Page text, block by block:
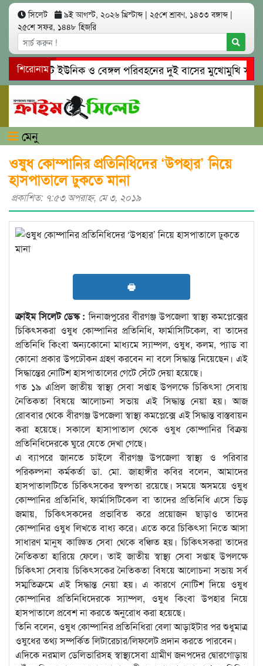
সিলেট ৯ই আগস্ট, ২০২৬ খ্রিস্টাব্দ | ২৫শে শ্রাবণ, ১৪৩৩ বঙ্গাব্দ |
২৫শে সফর, ১৪৪৮ হিজরি
শিরোনাম
সিলেটে ইউনিক ও বেঙ্গল পরিবহনের দুই বাসের মুখোমুখি
গোয়াইনঘাটে প্রেমের ফাঁদে তরুণী পাচার: মাদকাসক্ত রিমালকে
মেনু
ওষুধ কোম্পানির প্রতিনিধিদের ‘উপহার’ নিয়ে
হাসপাতালে ঢুকতে মানা
প্রকাশিত: ৭:৫৩ অপরাহ্ণ, মে ৩, ২০১৯
🖶
ক্রাইম সিলেট ডেস্ক : দিনাজপুরের বীরগঞ্জ উপজেলা স্বাস্থ্য কমপ্লেক্সের
চিকিৎসকরা ওষুধ কোম্পানির প্রতিনিধি, ফার্মাসিটিকেল, বা তাদের
প্রতিনিধি কিংবা অন্যকোনো মাধ্যমে স্যাম্পল, ওষুধ, কলম, প্যাড বা
কোনো প্রকার উপঢৌকন গ্রহণ করবেন না বলে সিদ্ধান্ত নিয়েছেন। এই
সিদ্ধান্তের নোটিশ হাসপাতালের গেটে সেঁটে দেয়া হয়েছে।
গত ১৯ এপ্রিল জাতীয় স্বাস্থ্য সেবা সপ্তাহ উপলক্ষে চিকিৎসা সেবায়
নৈতিকতা বিষয়ে আলোচনা সভায় এই সিদ্ধান্ত নেয়া হয়। আজ
রোববার থেকে বীরগঞ্জ উপজেলা স্বাস্থ্য কমপ্লেক্সে এই সিদ্ধান্ত বাস্তবায়ন
করা হয়েছে। সকালে হাসাপাতাল থেকে ওষুধ কোম্পানির বিক্রয়
প্রতিনিধিদেরকে ঘুরে যেতে দেখা গেছে।
এ ব্যাপরে জানতে চাইলে বীরগঞ্জ উপজেলা স্বাস্থ্য ও পরিবার
পরিকল্পনা কর্মকর্তা ডা. মো. জাহাঙ্গীর কবির বলেন, আমাদের
হাসপাতালটিতে চিকিৎসকের স্বল্পতা রয়েছে। সময়ে অসময়ে ওষুধ
কোম্পানির প্রতিনিধি, ফার্মাসিটিকেল বা তাদের প্রতিনিধি এসে ভিড়
জমায়, চিকিৎসকদের প্রভাবিত করে প্রয়োজন ছাড়াও তাদের
কোম্পানির ওষুধ লিখতে বাধ্য করে। এতে করে চিকিৎসা নিতে আসা
সাধারণ মানুষ কাঙ্ক্ষিত সেবা থেকে বঞ্চিত হয়। চিকিৎসকরা তাদের
নৈতিকতা হারিয়ে ফেলে। তাই জাতীয় স্বাস্থ্য সেবা সপ্তাহ উপলক্ষে
চিকিৎসা সেবায় চিকিৎসকের নৈতিকতা বিষয়ে আলোচনা সভায় সর্ব
সম্মতিক্রমে এই সিদ্ধান্ত নেয়া হয়। এ কারণে নোটিশ দিয়ে ওষুধ
কোম্পানির প্রতিনিধিদেরকে স্যাম্পল, ওষুধ কিংবা উপহার নিয়ে
হাসপাতালে প্রবেশ না করতে অনুরোধ করা হয়েছে।
তিনি বলেন, ওষুধ কোম্পানির প্রতিনিধিরা বেলা আড়াইটার পর শুধুমাত্র
ওষুধের তথ্য সম্পর্কিত লিটারেচার/লিফলেট প্রদান করতে পারবেন।
এদিকে নরমাল ডেলিভারিসহ স্বাস্থ্যসেবা গ্রামীণ জনপদের দ্বোরগোড়ায়